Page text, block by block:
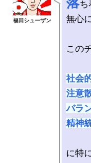
ち
無心
この
社会
注意
バラ
精神
に特